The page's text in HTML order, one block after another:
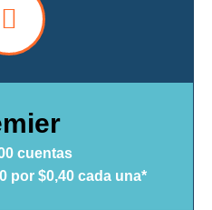
cuentas
por $0,40 cada una*